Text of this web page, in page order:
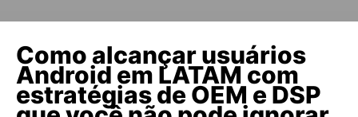
Como alcançar usuários
Android em LATAM com
estratégias de OEM e DSP